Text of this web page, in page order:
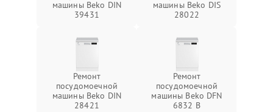
машины Beko DIN
39431
машины Beko DIS
28022
Ремонт
посудомоечной
машины Beko DIN
28421
Ремонт
посудомоечной
машины Beko DFN
6832 B